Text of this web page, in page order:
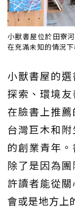
小獸書屋位於田寮
在充滿未知的情況
小獸書屋的
探索、環境
在臉書上推
台灣巨木和
的創業青年
除了是因為
許讀者能從
會或是地方上